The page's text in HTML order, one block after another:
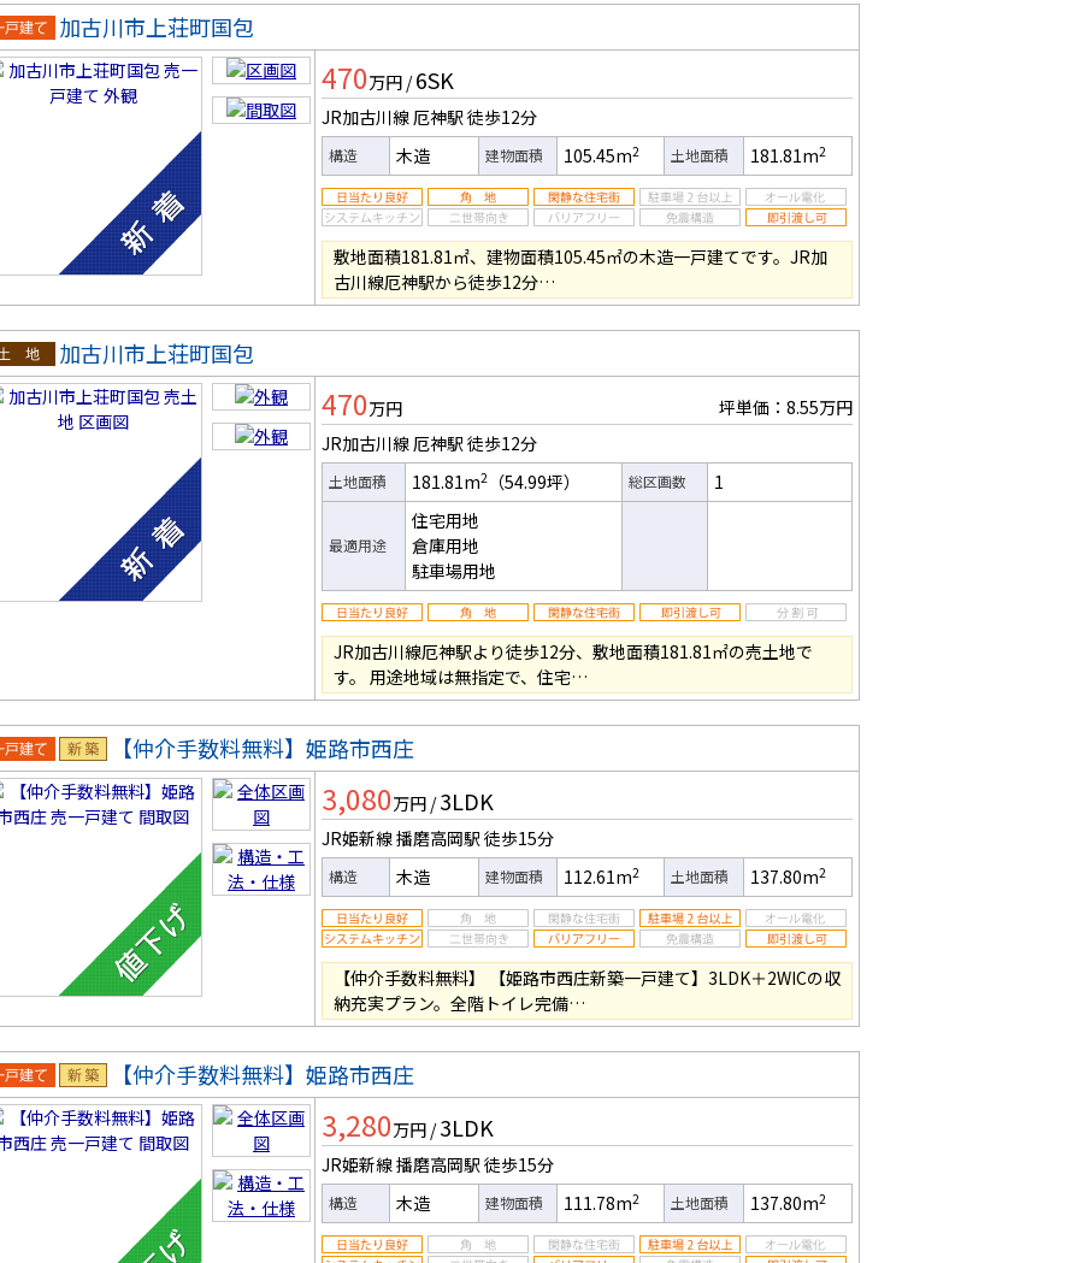
戸建
加古川市上荘町国包
470万円 / 6SK
JR加古川線 厄神駅 徒歩12分
構造 木造 建物面積 105.45m2 土地面積 181.81m2
敷地面積181.81㎡、建物面積105.45㎡の木造一戸建てです。JR加
古川線厄神駅から徒歩12分…
地
加古川市上荘町国包
470万円
坪単価：8.55万円
JR加古川線 厄神駅 徒歩12分
土地面積 181.81m2 （54.99坪） 総区画数 1
最適用途
住宅用地
倉庫用地
駐車場用地
JR加古川線厄神駅より徒歩12分、敷地面積181.81㎡の売土地で
す。 用途地域は無指定で、住宅…
戸建 新築
【仲介手数料無料】姫路市西庄
3,080万円 / 3LDK
JR姫新線 播磨高岡駅 徒歩15分
構造 木造 建物面積 112.61m2 土地面積 137.80m2
【仲介手数料無料】 【姫路市西庄新築一戸建て】3LDK＋2WICの収
納充実プラン。全階トイレ完備…
戸建 新築
【仲介手数料無料】姫路市西庄
3,280万円 / 3LDK
JR姫新線 播磨高岡駅 徒歩15分
構造 木造 建物面積 111.78m2 土地面積 137.80m2